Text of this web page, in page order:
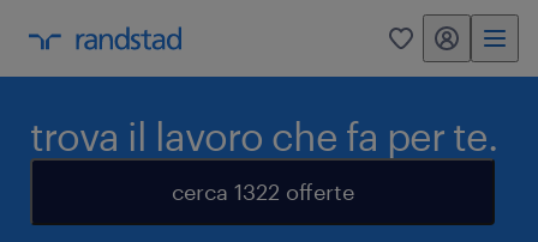
0 my randstad
trova il lavoro che fa per te.
cerca 1322 offerte